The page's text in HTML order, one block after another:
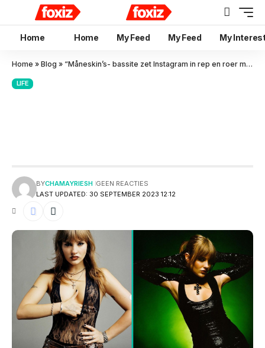
Home Home My Feed My Feed My
Home » Blog » “Måneskin’s- bassite zet Instagram in rep en roer met gewaagde look
LIFE
LAST UPDATED: 30 SEPTEMBER 2023 12:12
BYCHAMAYRIESH GEEN REACTIES